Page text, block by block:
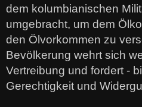
dem kolumbianischen
umgebracht, um dem
den Ölvorkommen zu
Bevölkerung wehrt sich
Vertreibung und fordert -
Gerechtigkeit und